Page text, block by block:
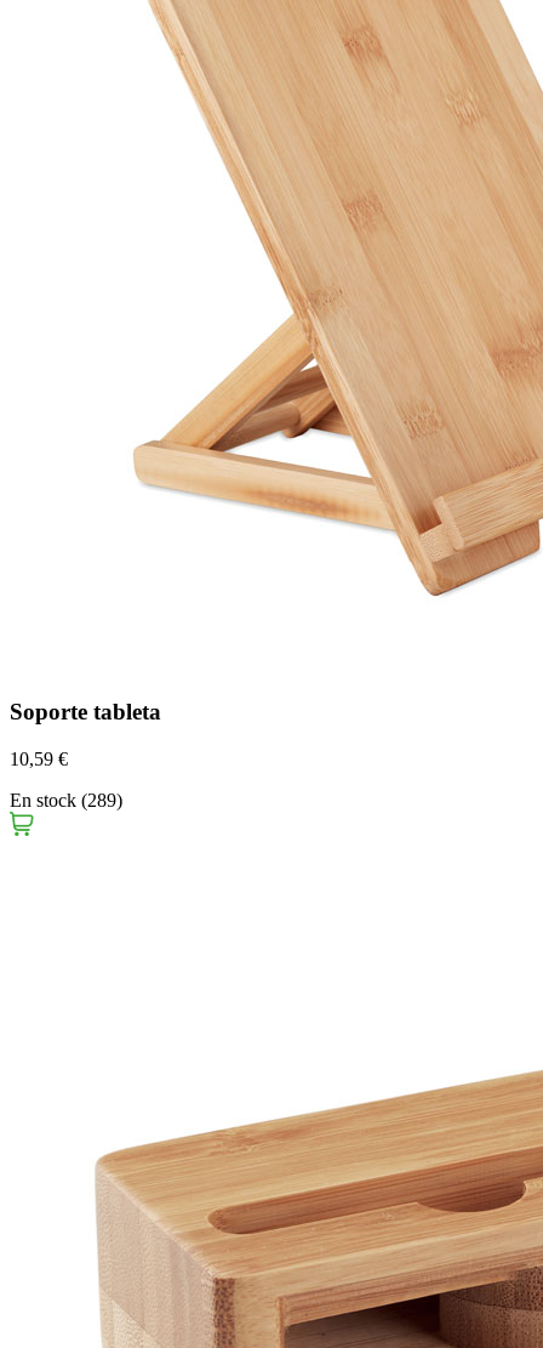
Soporte tableta
10,59 €
En stock (289)